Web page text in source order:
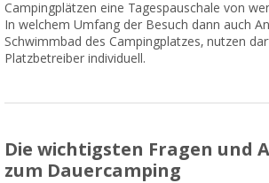
Campingplätzen eine Tagespauschale von
In welchem Umfang der Besuch dann auch
Schwimmbad des Campingplatzes, nutzen
Platzbetreiber individuell.
Die wichtigsten Fragen und
zum Dauercamping